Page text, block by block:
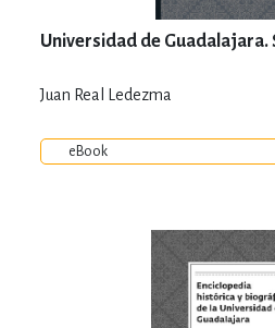
Universidad de Guadalajara.
Juan Real Ledezma
eBook